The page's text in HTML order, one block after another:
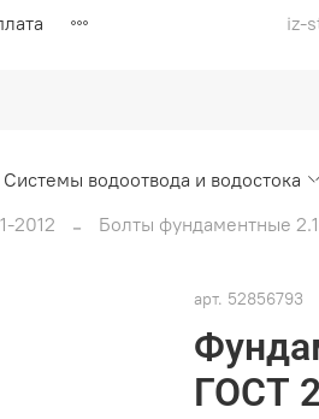
iz-
Системы водоотвода и водостока
2012 Болты фундаментные
арт. 52856793
ГОСТ